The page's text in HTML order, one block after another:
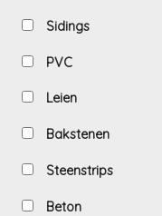
Sidings
PVC
Leien
Bakstenen
Steenstrips
Beton